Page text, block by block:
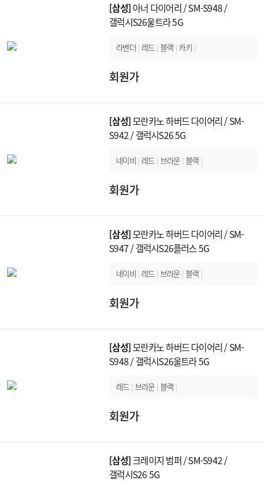
[삼성]아너 다이어리 / SM-S948 /
갤럭시S26울트라 5G
라벤더 | 레드 | 블랙 | 카키 |
회원가
[삼성]모란카노 하버드 다이어리 / SM-
S942 / 갤럭시S26 5G
네이비 | 레드 | 브라운 | 블랙 |
회원가
[삼성]모란카노 하버드 다이어리 / SM-
S947 / 갤럭시S26플러스 5G
네이비 | 레드 | 브라운 | 블랙 |
회원가
[삼성]모란카노 하버드 다이어리 / SM-
S948 / 갤럭시S26울트라 5G
레드 | 브라운 | 블랙 |
회원가
[삼성]크레이지 범퍼 / SM-S942 /
갤럭시S26 5G